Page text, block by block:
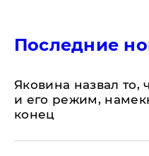
Последние
Яковина назвал то,
и его режим,
конец